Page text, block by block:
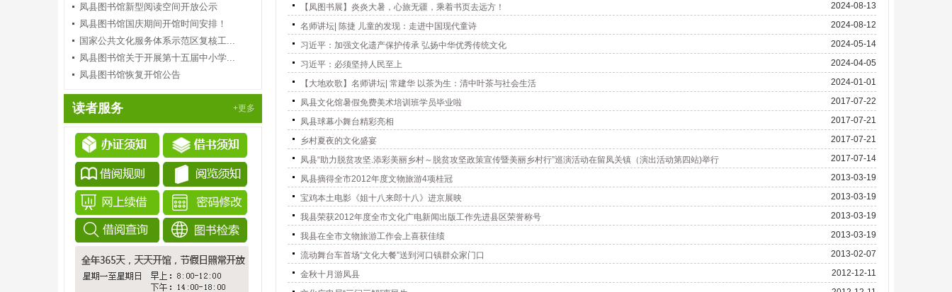
凤县图书馆新型阅读空间开放公示
凤县图书馆国庆期间开馆时间安排！
国家公共文化服务体系示范区复核工...
凤县图书馆关于开展第十五届中小学...
凤县图书馆恢复开馆公告
读者服务 +更多
【凤图书展】炎炎大暑，心旅无疆，乘着书页去远方！ 2024-08-13
名师讲坛| 陈捷 儿童的发现：走进中国现代童诗 2024-08-12
习近平：加强文化遗产保护传承 弘扬中华优秀传统文化 2024-05-14
习近平：必须坚持人民至上 2024-04-05
【大地欢歌】名师讲坛| 常建华 以茶为生：清中叶茶与社会生活 2024-01-01
凤县文化馆暑假免费美术培训班学员毕业啦 2017-07-22
凤县球幕小舞台精彩亮相 2017-07-21
乡村夏夜的文化盛宴 2017-07-21
凤县“助力脱贫攻坚.添彩美丽乡村～脱贫攻坚政策宣传暨美丽乡村行”巡演活动在留凤关镇（演出活动第四站)举行 2017-07-14
凤县摘得全市2012年度文物旅游4项桂冠 2013-03-19
宝鸡本土电影《姐十八来郎十八》进京展映 2013-03-19
我县荣获2012年度全市文化广电新闻出版工作先进县区荣誉称号 2013-03-19
我县在全市文物旅游工作会上喜获佳绩 2013-03-19
流动舞台车首场“文化大餐”送到河口镇群众家门口 2013-02-07
金秋十月游凤县 2012-12-11